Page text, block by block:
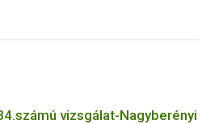
visszaszorításához
vizsgálat-Nagyberényi